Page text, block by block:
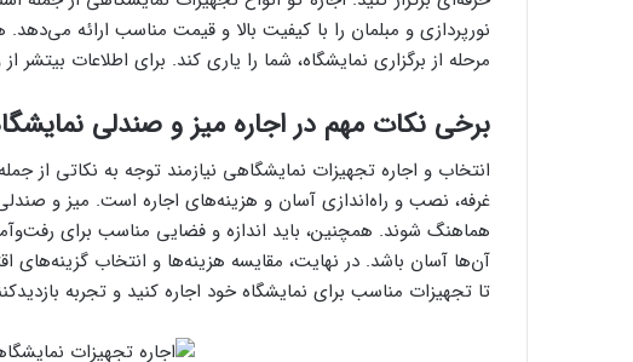
نورپردازی و مبلمان را با کیفیت بالا و قیمت مناسب ارائه
مرحله از برگزاری نمایشگاه، شما را یاری کند. برای اطلاعات
برخی نکات مهم در اجاره میز و صندلی
انتخاب و اجاره تجهیزات نمایشگاهی نیازمند توجه به نکاتی از
غرفه، نصب و راه‌اندازی آسان و هزینه‌های اجاره است. میز و
هماهنگ شوند. همچنین، باید اندازه و فضایی مناسب برای
آن‌ها آسان باشد. در نهایت، مقایسه هزینه‌ها و انتخاب
تا تجهیزات مناسب برای نمایشگاه خود اجاره کنید و تجربه